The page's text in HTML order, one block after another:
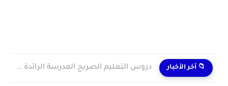
📁 آخر الأخبار دروس التعليم الصريح المدرسة الرائدة 2024/2025 enseignement explicite